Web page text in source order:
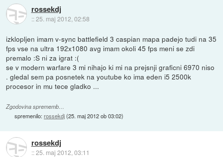
rossekdj
::25. maj 2012, 02:58
izklopljen imam v-sync battlefield 3 caspian mapa padejo tudi na 35
fps vse na ultra 192x1080 avg imam okoli 45 fps meni se zdi
premalo :S ni za igrat :(
se v modern warfare 3 mi nihajo ki mi na prejsnji graficni 6970 niso
. gledal sem pa posnetek na youtube ko ima eden i5 2500k
procesor in mu tece gladko ...
Zgodovina sprememb…
spremenilo:rossekdj(25. maj 2012 ob 03:02)
rossekdj
::25. maj 2012, 03:11